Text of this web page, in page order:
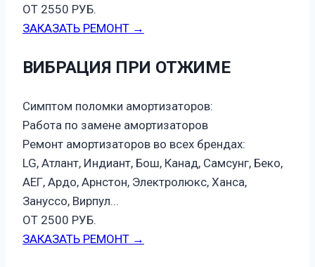
ОТ 2550 РУБ.
ЗАКАЗАТЬ РЕМОНТ →
ВИБРАЦИЯ ПРИ ОТЖИМЕ
Симптом поломки амортизаторов:
Работа по замене амортизаторов
Ремонт амортизаторов во всех брендах:
LG, Атлант, Индиант, Бош, Канад, Самсунг, Беко,
АЕГ, Ардо, Арнстон, Электролюкс, Ханса,
Зануссо, Вирпул...
ОТ 2500 РУБ.
ЗАКАЗАТЬ РЕМОНТ →